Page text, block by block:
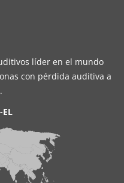
líder en el mundo
con pérdida auditiva a
EL